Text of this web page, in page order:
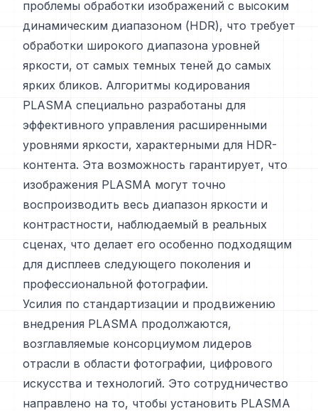
проблемы обработки изображений с высоким
динамическим диапазоном (HDR), что требует
обработки широкого диапазона уровней
яркости, от самых темных теней до самых
ярких бликов. Алгоритмы кодирования
PLASMA специально разработаны для
эффективного управления расширенными
уровнями яркости, характерными для HDR-
контента. Эта возможность гарантирует, что
изображения PLASMA могут точно
воспроизводить весь диапазон яркости и
контрастности, наблюдаемый в реальных
сценах, что делает его особенно подходящим
для дисплеев следующего поколения и
профессиональной фотографии.
Усилия по стандартизации и продвижению
внедрения PLASMA продолжаются,
возглавляемые консорциумом лидеров
отрасли в области фотографии, цифрового
искусства и технологий. Это сотрудничество
направлено на то, чтобы установить PLASMA